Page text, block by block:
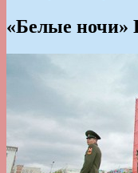
«Белые ночи»